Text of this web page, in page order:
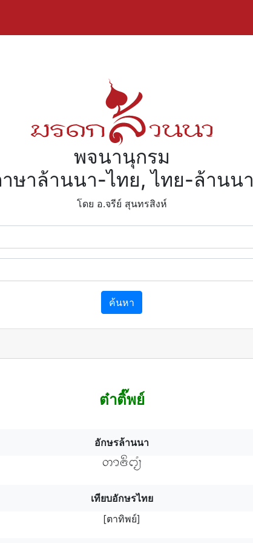
พจนานุกรม
ษาล้านนา-ไทย, ไทย-ล้านนา
โดย อ.จรีย์​ สุนทรสิงห์
ค้นหา
ต๋าติ๊พย์
อักษรล้านนา
ตาทิพ์ยฯ
เทียบอักษรไทย
[ตาทิพย์]